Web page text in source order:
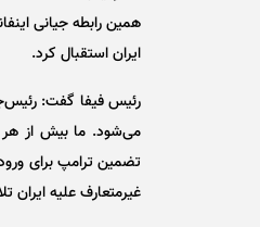
همین رابطه جیانی
ایران استقبال کرد.
رئیس فیفا گفت:
می‌شود. ما بیش از هر
تضمین ترامپ برای
غیرمتعارف علیه ایران تلاش کرد تا به کشتار ١۶۵ دانش آموز مدرسه